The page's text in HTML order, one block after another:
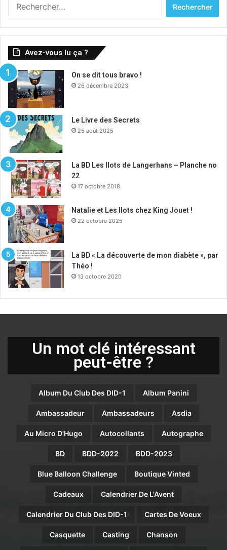
Avez-vous lu ça ?
On se dit tous bravo !
26 décembre 2023
Le Livre des Secrets
25 août 2025
La BD Les Ilots de Langerhans – Planche no
22
17 octobre 2018
Natalie et Les Ilots chez King Jouet !
22 octobre 2025
La BD « La découverte de mon diabète », par
Théo !
13 octobre 2020
Un mot clé intéressant
peut-être ?
Album Du Club Des DID-1 Album Panini
Ambassadeur Ambassadeurs Asdia
Au Micro D'Hugo Autocollants Autographe
BD BDD-2022 BDD-2023
Blue Balloon Challenge Boutique Vinted
Cadeaux Calendrier De L'Avent
Calendrier Du Club Des DID-1 Cartes De Voeux
Casquette Casting Chanson